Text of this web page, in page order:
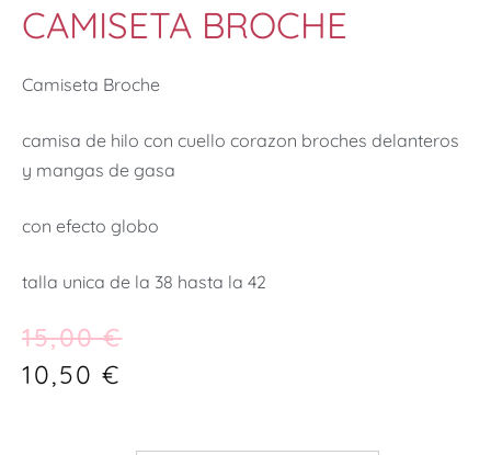
CAMISETA BROCHE
Camiseta Broche
camisa de hilo con cuello corazon broches delanteros
y mangas de gasa
con efecto globo
talla unica de la 38 hasta la 42
15,00€
10,50€